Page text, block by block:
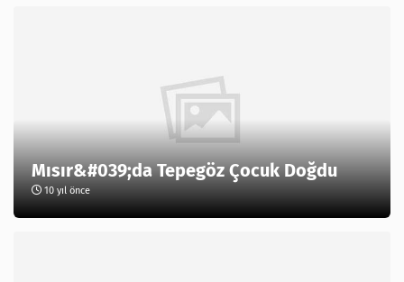
Mısır&#039;da Tepegöz Çocuk Doğdu
10 yıl önce